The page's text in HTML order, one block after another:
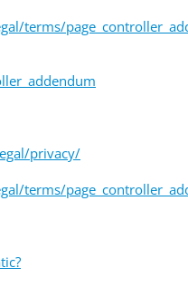
terms/
privacy/
terms/